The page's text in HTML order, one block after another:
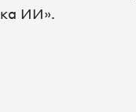
ИИ».